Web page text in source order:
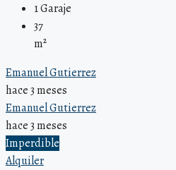
1Garaje
37
m²
Emanuel Gutierrez
hace 3 meses
Emanuel Gutierrez
hace 3 meses
Imperdible
Alquiler